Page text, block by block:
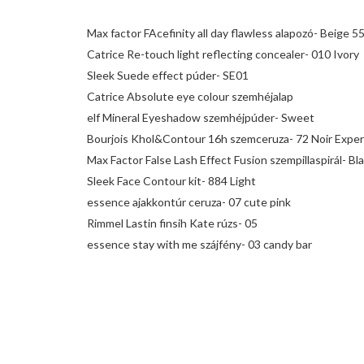
Max factor FAcefinity all day flawless alapozó- Beige 55
Catrice Re-touch light reflecting concealer- 010 Ivory
Sleek Suede effect púder- SE01
Catrice Absolute eye colour szemhéjalap
elf Mineral Eyeshadow szemhéjpúder- Sweet
Bourjois Khol&Contour 16h szemceruza- 72 Noir
Max Factor False Lash Effect Fusion szempillaspirál-
Sleek Face Contour kit- 884 Light
essence ajakkontúr ceruza- 07 cute pink
Rimmel Lastin finsih Kate rúzs- 05
essence stay with me szájfény- 03 candy bar